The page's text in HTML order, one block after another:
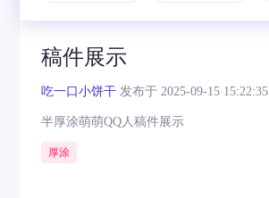
稿件展示
吃一口小饼干 发布于 2025-09-15 15:22:35
半厚涂萌萌QQ人稿件展示
厚涂